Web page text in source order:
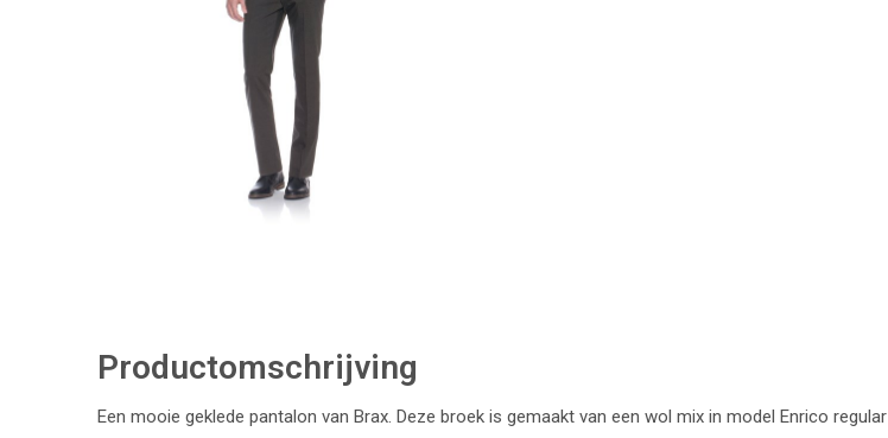
Productomschrijving
Een mooie geklede pantalon van Brax. Deze broek is gemaakt van een wol mix in model Enrico regular